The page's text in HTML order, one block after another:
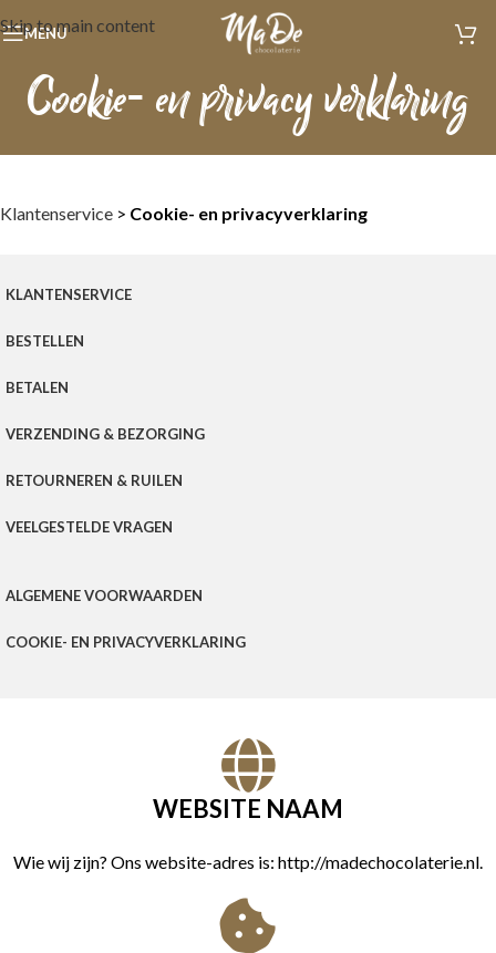
Skip to main content
MENU
Cookie- en privacy verklaring
Klantenservice > Cookie- en privacyverklaring
KLANTENSERVICE
BESTELLEN
BETALEN
VERZENDING & BEZORGING
RETOURNEREN & RUILEN
VEELGESTELDE VRAGEN
ALGEMENE VOORWAARDEN
COOKIE- EN PRIVACYVERKLARING
WEBSITE NAAM
Wie wij zijn? Ons website-adres is: http://madechocolaterie.nl.